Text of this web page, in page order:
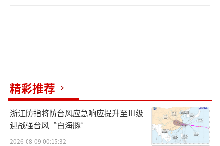
精彩推荐
浙江防指将防台风应急响应提升至Ⅲ级
迎战强台风“白海豚”
2026-08-09 00:15:32